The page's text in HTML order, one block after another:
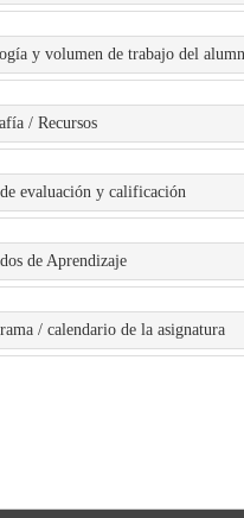
y volumen de trabajo del
/ Recursos
evaluación y calificación
de Aprendizaje
/ calendario de la asignatura